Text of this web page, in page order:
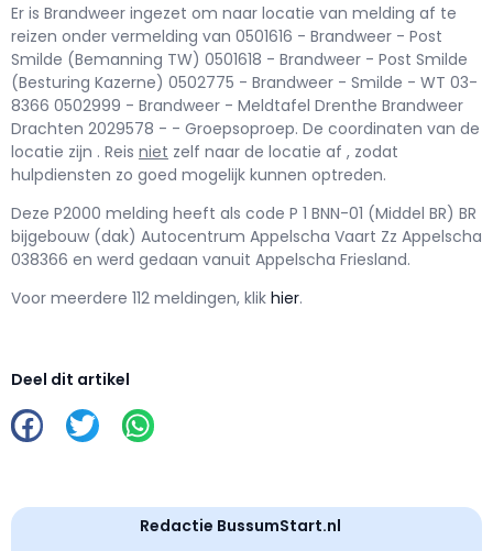
Er is Brandweer ingezet om naar locatie van melding af te
reizen onder vermelding van 0501616 - Brandweer - Post
Smilde (Bemanning TW) 0501618 - Brandweer - Post Smilde
(Besturing Kazerne) 0502775 - Brandweer - Smilde - WT 03-
8366 0502999 - Brandweer - Meldtafel Drenthe Brandweer
Drachten 2029578 - - Groepsoproep. De coordinaten van de
locatie zijn . Reis niet zelf naar de locatie af , zodat
hulpdiensten zo goed mogelijk kunnen optreden.
Deze P2000 melding heeft als code P 1 BNN-01 (Middel BR) BR
bijgebouw (dak) Autocentrum Appelscha Vaart Zz Appelscha
038366 en werd gedaan vanuit Appelscha Friesland.
Voor meerdere 112 meldingen, klik hier.
Deel dit artikel
Redactie BussumStart.nl